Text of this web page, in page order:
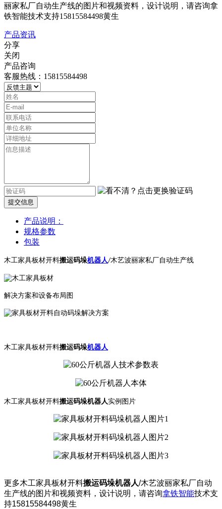
丽家私厂自动生产线的图片和视频资料，设计说明，请咨询拿
铁智能技术支持15815584498黄生
产品资讯
分享
关闭
产品咨询
客服热线：15815584498
提交信息
产品说明：
规格参数
包装
木工家具板材开料搬运码垛机器人/木艺波丽家私厂自动生产线
解决方案和设备布局图
木工家具板材开料搬运码垛机器人
木工家具板材开料搬运码垛机器人实例图片
更多木工家具板材开料搬运码垛机器人/木艺波丽家私厂自动
生产线的图片和视频资料，设计说明，请咨询拿铁智能技术支
持15815584498黄生